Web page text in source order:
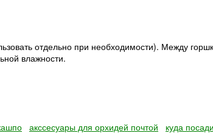
отдельно при необходимости). Между
влажности.
акссесуары для орхидей почтой
куда